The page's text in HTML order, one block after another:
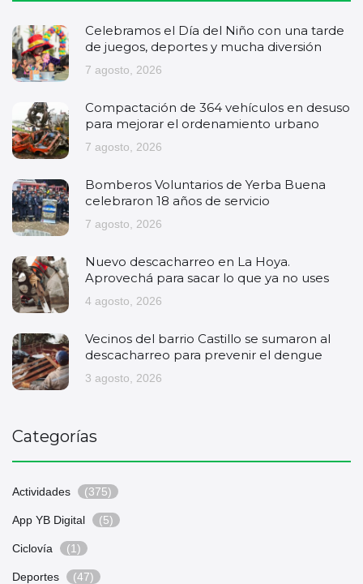
Celebramos el Día del Niño con una tarde
de juegos, deportes y mucha diversión
7 agosto, 2026
Compactación de 364 vehículos en desuso
para mejorar el ordenamiento urbano
7 agosto, 2026
Bomberos Voluntarios de Yerba Buena
celebraron 18 años de servicio
7 agosto, 2026
Nuevo descacharreo en La Hoya.
Aprovechá para sacar lo que ya no uses
4 agosto, 2026
Vecinos del barrio Castillo se sumaron al
descacharreo para prevenir el dengue
3 agosto, 2026
Categorías
Actividades (375)
App YB Digital (5)
Ciclovía (1)
Deportes (47)